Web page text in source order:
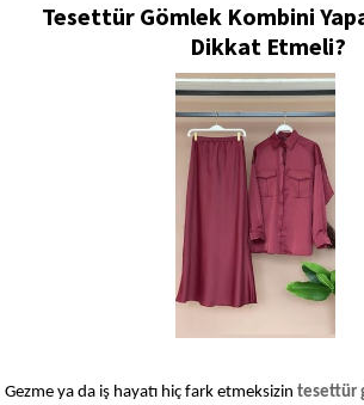
Tesettür Gömlek Kombini
Dikkat Etmeli?
Gezme ya da iş hayatı hiç fark etmeksizintesettür